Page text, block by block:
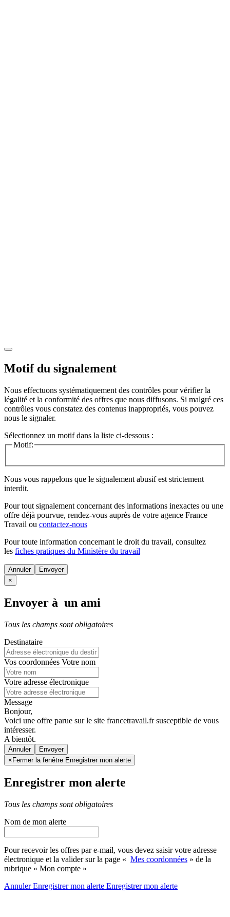
Motif du signalement
Nous effectuons systématiquement des contrôles pour vérifier la
légalité et la conformité des offres que nous diffusons. Si malgré ces
contrôles vous constatez des contenus inappropriés, vous pouvez
nous le signaler.
Sélectionnez un motif dans la liste ci-dessous :
Motif:
Nous vous rappelons que le signalement abusif est strictement
interdit.
Pour tout signalement concernant des informations inexactes ou une
offre déjà pourvue, rendez-vous auprès de votre agence France
Travail ou contactez-nous
Pour toute information concernant le droit du travail, consultez
les fiches pratiques du Ministère du travail
Annuler
×
Envoyer à un ami
Tous les champs sont obligatoires
Destinataire
Vos coordonnées Votre nom
Votre adresse électronique
Message
Bonjour,
Voici une offre parue sur le site francetravail.fr susceptible de vous
intéresser.
A bientôt.
Annuler
× Fermer la fenêtre Enregistrer mon alerte
Enregistrer mon alerte
Tous les champs sont obligatoires
Nom de mon alerte
Pour recevoir les offres par e-mail, vous devez saisir votre adresse
électronique et la valider sur la page « Mes coordonnées » de la
rubrique « Mon compte »
AnnulerEnregistrer mon alerte Enregistrermon alerte